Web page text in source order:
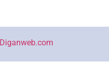
Diganweb.com